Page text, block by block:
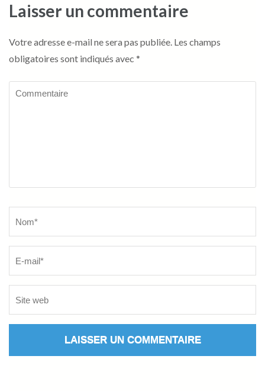
Laisser un commentaire
Votre adresse e-mail ne sera pas publiée. Les champs
obligatoires sont indiqués avec *
Commentaire